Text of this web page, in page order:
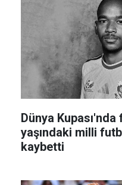
Dünya
yaşındaki milli
kaybetti